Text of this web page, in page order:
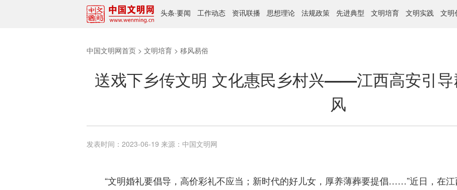
头条·要闻 工作动态 资讯联播 思想理论 法规政策 先进典型 文明培育 文明实践 文明
中国文明网首页 > 文明培育 > 移风易俗
送戏下乡传文明 文化惠民乡村兴——江西高安引导
风
发表时间： 2023-06-19 来源： 中国文明网
“文明婚礼要倡导，高价彩礼不应当；新时代的好儿女，厚养薄葬要提倡……”近日，在江